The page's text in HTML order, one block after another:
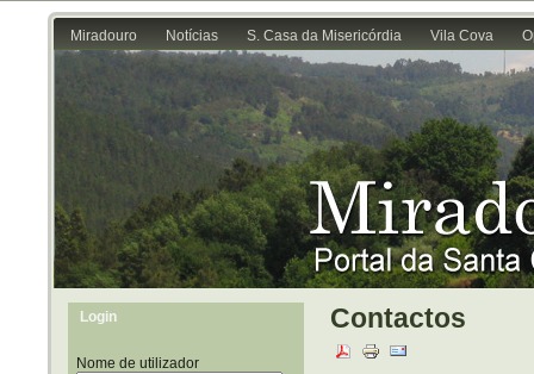
Miradouro Notícias S. Casa da Misericórdia Vila Cova
Login
Nome de utilizador
Contactos